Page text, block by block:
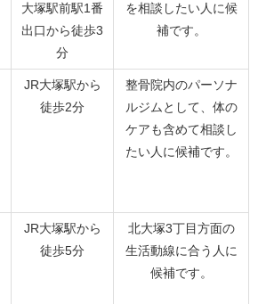
大塚駅前駅1番
出口から徒歩3
分
を相談したい人に候
補です。
JR大塚駅から
徒歩2分
整骨院内のパーソナ
ルジムとして、体の
ケアも含めて相談し
たい人に候補です。
JR大塚駅から
徒歩5分
北大塚3丁目方面の
生活動線に合う人に
候補です。